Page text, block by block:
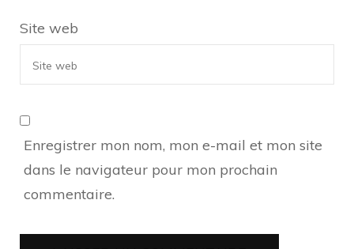
Site web
Enregistrer mon nom, mon e-mail et mon site
dans le navigateur pour mon prochain
commentaire.